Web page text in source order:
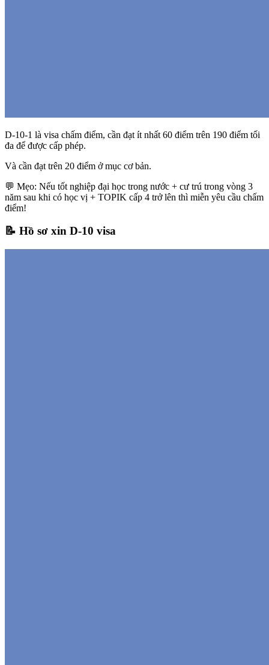
D-10-1 là visa chấm điểm, cần đạt ít nhất 60 điểm trên 190 điểm tối
đa để được cấp phép.
Và cần đạt trên 20 điểm ở mục cơ bản.
💬 Mẹo: Nếu tốt nghiệp đại học trong nước + cư trú trong vòng 3
năm sau khi có học vị + TOPIK cấp 4 trở lên thì miễn yêu cầu chấm
điểm!
📝 Hồ sơ xin D-10 visa